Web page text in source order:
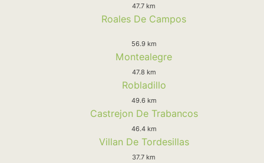
47.7 km
Roales De Campos
56.9 km
Montealegre
47.8 km
Robladillo
49.6 km
Castrejon De Trabancos
46.4 km
Villan De Tordesillas
37.7 km